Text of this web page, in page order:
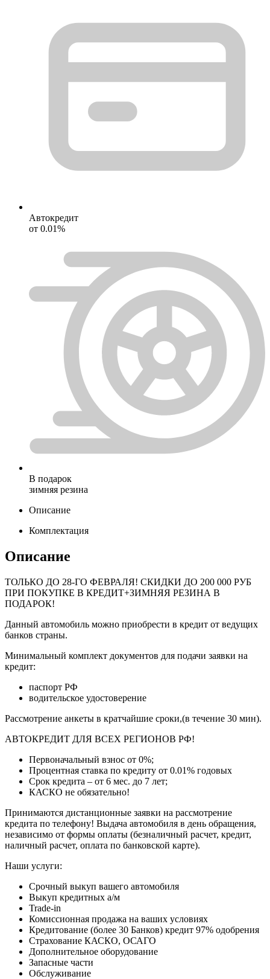
Автокредит
от 0.01%
В подарок
зимняя резина
Описание
Комплектация
Описание
ТОЛЬКО ДО 28-ГО ФЕВРАЛЯ! СКИДКИ ДО 200 000 РУБ
ПРИ ПОКУПКЕ В КРЕДИТ+ЗИМНЯЯ РЕЗИНА В
ПОДАРОК!
Данный автомобиль можно приобрести в кредит от ведущих
банков страны.
Минимальный комплект документов для подачи заявки на
кредит:
паспорт РФ
водительское удостоверение
Рассмотрение анкеты в кратчайшие сроки,(в течение 30 мин).
АВТОКРЕДИТ ДЛЯ ВСЕХ РЕГИОНОВ РФ!
Первоначальный взнос от 0%;
Процентная ставка по кредиту от 0.01% годовых
Срок кредита – от 6 мес. до 7 лет;
КАСКО не обязательно!
Принимаются дистанционные заявки на рассмотрение
кредита по телефону! Выдача автомобиля в день обращения,
независимо от формы оплаты (безналичный расчет, кредит,
наличный расчет, оплата по банковской карте).
Наши услуги:
Срочный выкуп вашего автомобиля
Выкуп кредитных а/м
Trade-in
Комиссионная продажа на ваших условиях
Кредитование (более 30 Банков) кредит 97% одобрения
Страхование КАСКО, ОСАГО
Дополнительное оборудование
Запасные части
Обслуживание